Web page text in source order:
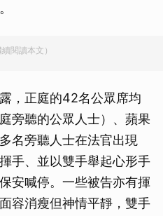
閱讀本文）
，正庭的42名公眾席均
旁聽的公眾人士）、蘋果
名旁聽人士在法官出現
手、並以雙手舉起心形手
安喊停。一些被告亦有揮
容消瘦但神情平靜，雙手